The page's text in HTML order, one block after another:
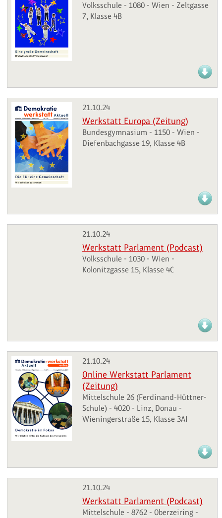
Volksschule - 1080 - Wien - Zeltgasse
7, Klasse 4B
21.10.24
Werkstatt Europa (Zeitung)
Bundesgymnasium - 1150 - Wien -
Diefenbachgasse 19, Klasse 4B
21.10.24
Werkstatt Parlament (Podcast)
Volksschule - 1030 - Wien -
Kolonitzgasse 15, Klasse 4C
21.10.24
Online Werkstatt Parlament
(Zeitung)
Mittelschule 26 (Ferdinand-Hüttner-
Schule) - 4020 - Linz, Donau -
Wieningerstraße 15, Klasse 3AI
21.10.24
Werkstatt Parlament (Podcast)
Mittelschule - 8762 - Oberzeiring -